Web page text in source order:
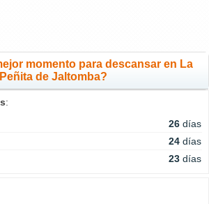
momento para descansar en La
Peñita de Jaltomba?
:
26 días
24 días
23 días